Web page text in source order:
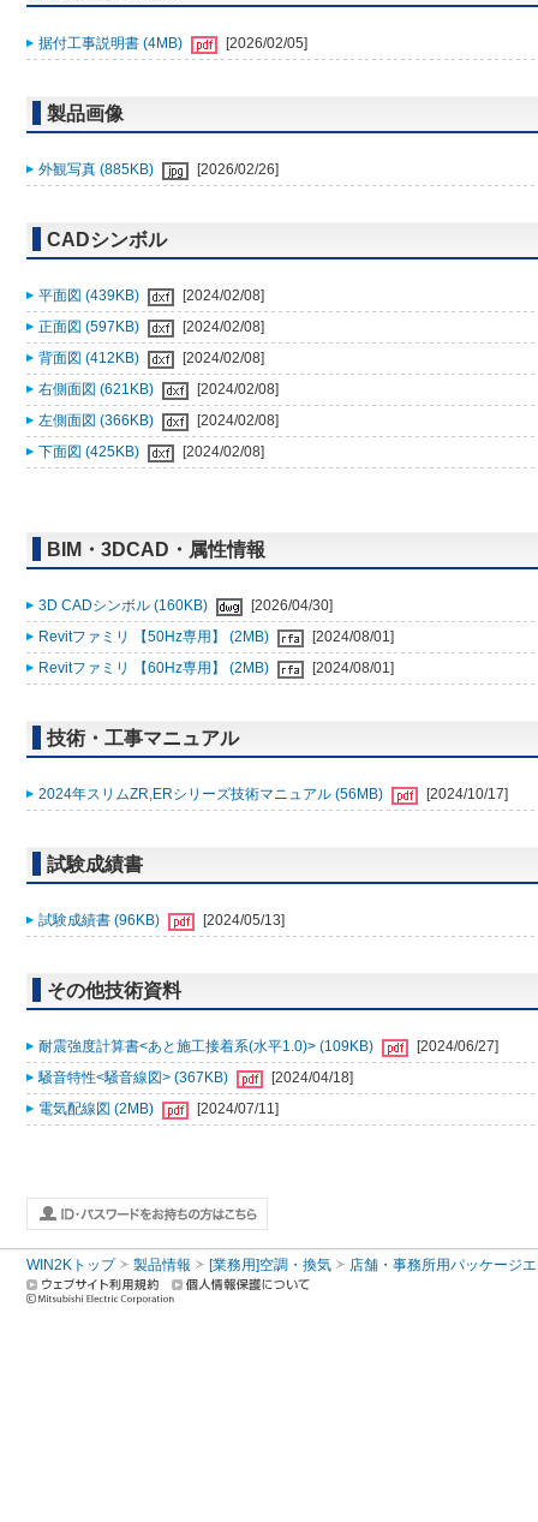
据付工事説明書 (4MB) [2026/02/05]
製品画像
外観写真 (885KB) [2026/02/26]
CADシンボル
平面図 (439KB)
[2024/02/08]
正面図 (597KB)
[2024/02/08]
背面図 (412KB)
[2024/02/08]
右側面図 (621KB)
[2024/02/08]
左側面図 (366KB)
[2024/02/08]
下面図 (425KB)
[2024/02/08]
BIM・3DCAD・属性情報
3D CADシンボル (160KB)
[2026/04/30]
Revitファミリ 【50Hz専用】 (2MB)
[2024/08/01]
Revitファミリ 【60Hz専用】 (2MB)
[2024/08/01]
技術・工事マニュアル
2024年スリムZR,ERシリーズ技術マニュアル (56MB) [2024/10/17]
試験成績書
試験成績書 (96KB) [2024/05/13]
その他技術資料
耐震強度計算書<あと施工接着系(水平1.0)> (109KB)
[2024/06/27]
騒音特性<騒音線図> (367KB)
[2024/04/18]
電気配線図 (2MB)
[2024/07/11]
WIN2Kトップ 製品情報 [業務用]空調・換気 店舗・事務所用パッケージ